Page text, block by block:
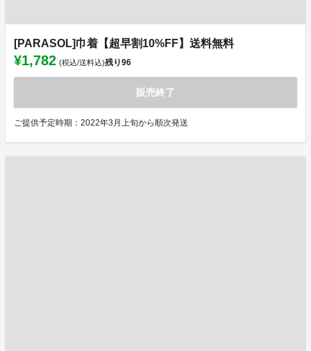
[PARASOL]巾着【超早割10%FF】送料無料
¥1,782 (税込/送料込)残り96
販売終了
ご提供予定時期：2022年3月上旬から順次発送